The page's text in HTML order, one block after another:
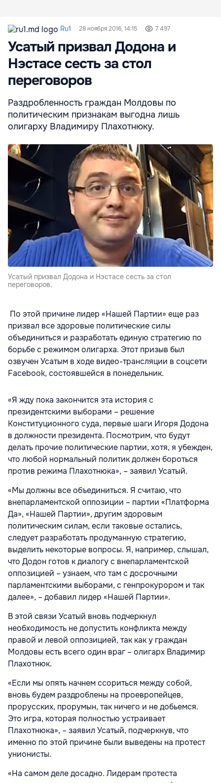
Ru1 28 ноября 2016, 14:15 7 497
Усатый призвал Додона и
Нэстасе сесть за стол
переговоров
Раздробленность граждан Молдовы по
политическим признакам выгодна лишь
олигарху Владимиру Плахотнюку.
Усатый призвал Додона и Нэстасе сесть за стол
переговоров.
По этой причине лидер «Нашей Партии» еще раз
призвал все здоровые политические силы
объединиться и разработать единую стратегию по
борьбе с режимом олигарха. Этот призыв был
озвучен Усатым в ходе видео-трансляции в соцсети
Facebook, состоявшейся в понедельник.
«Я жду пока закончится эта история с
президентскими выборами – решение
Конституционного суда, первые шаги Игоря Додона
в должности президента. Посмотрим, что будут
делать прочие политические партии, хотя, я убежден,
что любой нормальный политик должен бороться
против режима Плахотнюка», – заявил Усатый.
«Мы должны все объединиться. Я считаю, что
внепарламентской оппозиции – партии «Платформа
Да», «Нашей Партии», другим здоровым
политическим силам, если таковые остались,
следует разработать продуманную стратегию,
выделить некоторые вопросы. Я, например, слышал,
что Додон готов к диалогу с внепарламентской
оппозицией – узнаем, что там с досрочными
парламентскими выборами, с генпрокурором и так
далее», – добавил лидер «Нашей Партии».
В этой связи Усатый вновь подчеркнул
необходимость не допустить конфликта между
правой и левой оппозицией, так как у граждан
Молдовы есть всего один враг – олигарх Владимир
Плахотнюк.
«Если мы опять начнем ссориться между собой,
вновь будем раздроблены на проевропейцев,
прорусских, прорумын, так ничего и не добьемся.
Это игра, которая полностью устраивает
Плахотнюка», – заявил Усатый, подчеркнув, что
именно по этой причине были выведены на протест
унионисты.
«На самом деле досадно. Лидерам протеста